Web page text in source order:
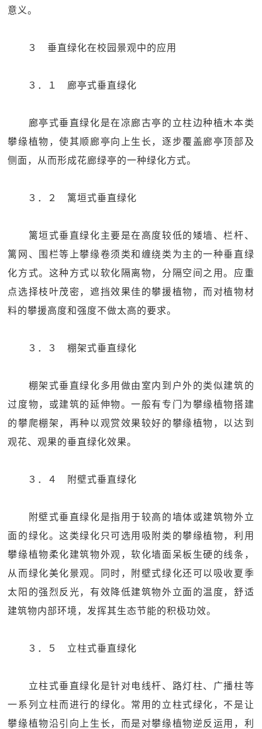
意义。
３ 垂直绿化在校园景观中的应用
３．１ 廊亭式垂直绿化
廊亭式垂直绿化是在凉廊古亭的立柱边种植木本类
攀缘植物，使其顺廊亭向上生长，逐步覆盖廊亭顶部及
侧面，从而形成花廊绿亭的一种绿化方式。
３．２ 篱垣式垂直绿化
篱垣式垂直绿化主要是在高度较低的矮墙、栏杆、
篱网、围栏等上攀缘卷须类和缠绕类为主的一种垂直绿
化方式。这种方式以软化隔离物，分隔空间之用。应重
点选择枝叶茂密，遮挡效果佳的攀援植物，而对植物材
料的攀援高度和强度不做太高的要求。
３．３ 棚架式垂直绿化
棚架式垂直绿化多用做由室内到户外的类似建筑的
过度物，或建筑的延伸物。一般有专门为攀缘植物搭建
的攀爬棚架，再种以观赏效果较好的攀缘植物，以达到
观花、观果的垂直绿化效果。
３．４ 附壁式垂直绿化
附壁式垂直绿化是指用于较高的墙体或建筑物外立
面的绿化。这类绿化只可选用吸附类的攀缘植物，利用
攀缘植物柔化建筑物外观，软化墙面呆板生硬的线条，
从而绿化美化景观。同时，附壁式绿化还可以吸收夏季
太阳的强烈反光，有效降低建筑物外立面的温度，舒适
建筑物内部环境，发挥其生态节能的积极功效。
３．５ 立柱式垂直绿化
立柱式垂直绿化是针对电线杆、路灯柱、广播柱等
一系列立柱而进行的绿化。常用的立柱式绿化，不是让
攀缘植物沿引向上生长，而是对攀缘植物逆反运用，利